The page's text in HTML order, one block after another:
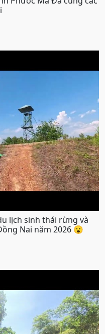
lịch sinh thái rừng và
Nai năm 2026 😮